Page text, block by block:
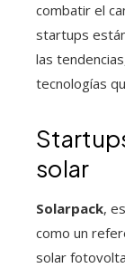
combatir el
startups
las
tecnologías
solar
Solarpack,
como un
solar